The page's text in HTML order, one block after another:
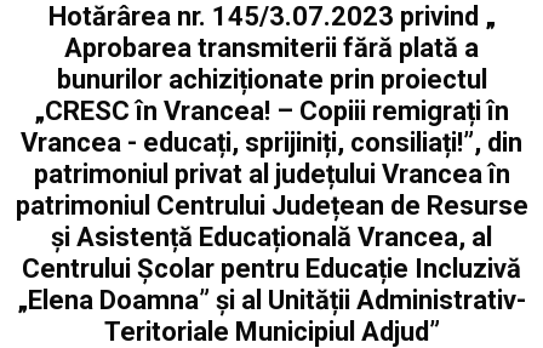
Hotărârea nr. 145/3.07.2023 privind „
Aprobarea transmiterii fără plată a
bunurilor achiziționate prin proiectul
„CRESC în Vrancea! – Copiii remigrați în
Vrancea - educați, sprijiniți, consiliați!”, din
patrimoniul privat al județului Vrancea în
patrimoniul Centrului Județean de Resurse
și Asistență Educațională Vrancea, al
Centrului Școlar pentru Educație Incluzivă
„Elena Doamna” și al Unității Administrativ-
Teritoriale Municipiul Adjud”